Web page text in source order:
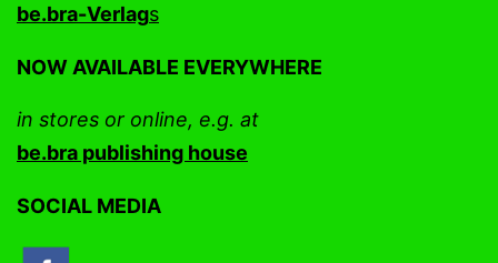
be.bra-Verlags
NOW AVAILABLE EVERYWHERE
in stores or online, e.g. at
be.bra publishing house
SOCIAL MEDIA